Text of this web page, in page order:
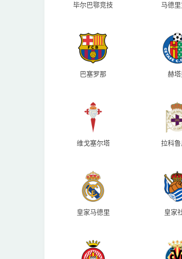
毕尔巴鄂竞技 马德
巴塞罗那 赫塔
维戈塞尔塔 拉科
皇家马德里 皇家